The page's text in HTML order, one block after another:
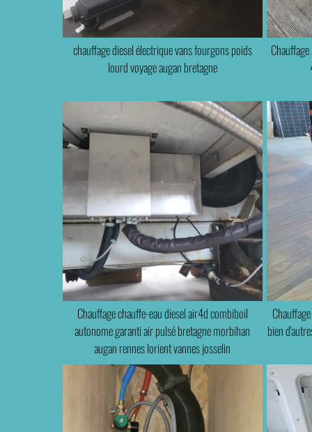
chauffage diesel électrique vans fourgons poids
lourd voyage augan bretagne
Chauffage chauffe-eau diesel air4d combiboil
autonome garanti air pulsé bretagne morbihan
augan rennes lorient vannes josselin
bien